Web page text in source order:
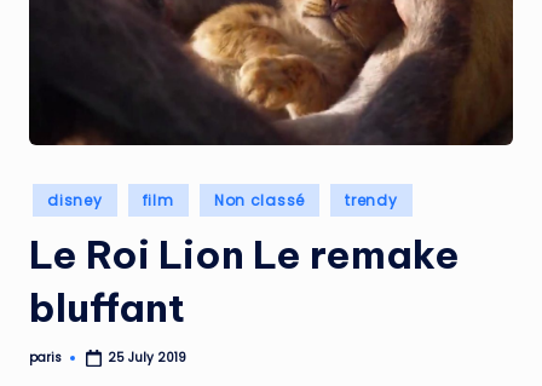
Posted
in
disney film Non classé trendy
Le Roi Lion Le remake
bluffant
Posted
paris 25 July 2019